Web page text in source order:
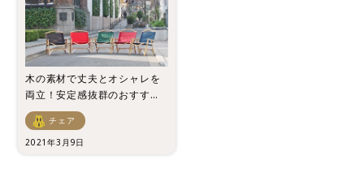
木の素材で丈夫とオシャレを
両立！安定感抜群のおすすめ
木製チェア6選！
チェア
2021年3月9日